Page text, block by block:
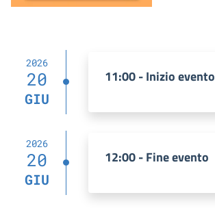
2026
20
GIU
11:00 - Inizio evento
2026
20
GIU
12:00 - Fine evento